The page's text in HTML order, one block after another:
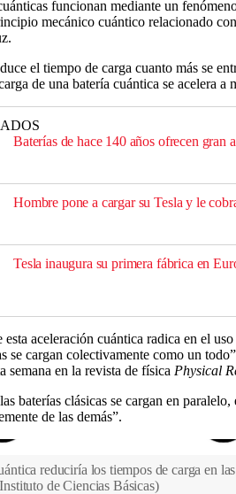
funcionan mediante un
mecánico cuántico relacionado
el tiempo de carga cuanto más se
de una batería cuántica se acelera a
Baterías de hace 140 años ofrecen gran
Hombre pone a cargar su Tesla y le
Tesla inaugura su primera fábrica en
esta aceleración cuántica radica en el
se cargan colectivamente como un
semana en la revista de física Physical
baterías clásicas se cargan en paralelo,
de las demás”.
reduciría los tiempos de carga en
Instituto de Ciencias Básicas)